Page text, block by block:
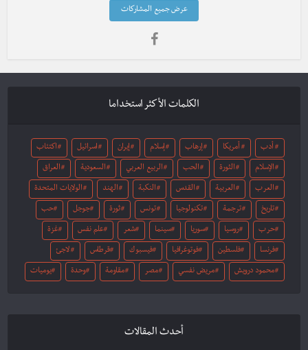
عرض جميع المشاركات
الكلمات الأكثر استخداما
أدب أمريكا إرهاب إسلام إيران اسرائيل اكتئاب
الإسلام الثورة الحب الربيع العربي السعودية العراق
العرب العربية القدس النكبة الهند الولايات المتحدة
تاريخ ترجمة تكنولوجيا تونس ثورة جوجل حب
حرب روسيا سوريا سينما شعر علم نفس غزة
فرنسا فلسطين فوتوغرافيا فيسبوك قرطاس لاجئ
محمود درويش مريض نفسي مصر مقاومة وحدة يوميات
أحدث المقالات